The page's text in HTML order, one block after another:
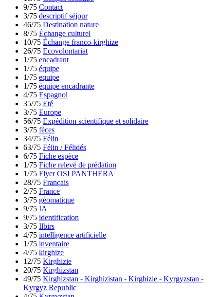
9/75 Contact
3/75 descriptif séjour
46/75 Destination nature
8/75 Échange culturel
10/75 Échange franco-kirghize
26/75 Ecovolontariat
1/75 encadrant
1/75 équipe
1/75 equipe
1/75 équipe encadrante
4/75 Espagnol
35/75 Eté
3/75 Europe
56/75 Expédition scientifique et solidaire
3/75 fèces
34/75 Félin
63/75 Félin / Félidés
6/75 Fiche espèce
1/75 Fiche relevé de prédation
1/75 Flyer OSI PANTHERA
28/75 Français
2/75 France
3/75 géomatique
9/75 IA
9/75 identification
3/75 Ilbirs
4/75 intelligence artificielle
1/75 inventaire
4/75 kirghize
12/75 Kirghizie
20/75 Kirghizstan
49/75 Kirghizstan - Kirghizistan - Kirghizie - Kyrgyzstan -
Kyrgyz Republic